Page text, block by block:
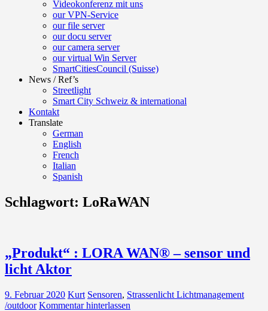
Videokonferenz mit uns
our VPN-Service
our file server
our docu server
our camera server
our virtual Win Server
SmartCitiesCouncil (Suisse)
News / Ref’s
Streetlight
Smart City Schweiz & international
Kontakt
Translate
German
English
French
Italian
Spanish
Schlagwort: LoRaWAN
„Produkt“ : LORA WAN® – sensor und
licht Aktor
9. Februar 2020 Kurt Sensoren, Strassenlicht Lichtmanagement
/outdoor Kommentar hinterlassen